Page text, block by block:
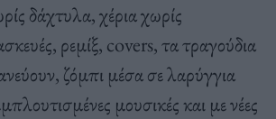
δάχτυλα, χέρια χωρίς
ρεμίξ, covers, τα τραγούδια
ζόμπι μέσα σε λαρύγγια
μουσικές και με νέες